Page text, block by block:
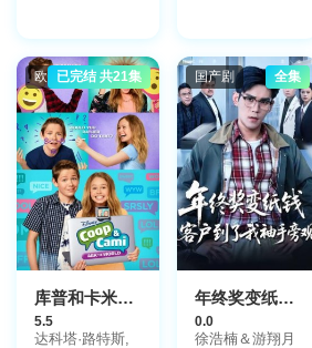
欧美剧已完结 共21集
库普和卡米问世界第一季
5.5
达科塔·路特斯,
国产剧 全集
年终奖变纸钱，客户到了我袖手旁观
0.0
徐浩楠＆游翔月